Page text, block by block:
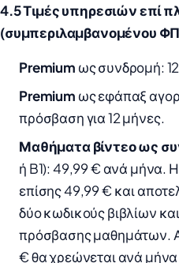
4.5 Τιμές υπηρεσιών επί
(συμπεριλαμβανομένου
Premium ως συνδρομή:
Premium ως εφάπαξ
πρόσβαση για 12 μήνες.
Μαθήματα βίντεο ως
ή B1): 49,99 € ανά μήνα.
επίσης 49,99 € και
δύο κωδικούς βιβλίων
πρόσβασης μαθημάτων.
€ θα χρεώνεται ανά